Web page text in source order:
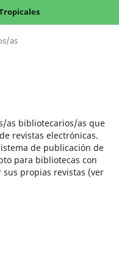
as
as bibliotecarios/as que
revistas electrónicas.
de publicación de
para bibliotecas con
propias revistas (ver